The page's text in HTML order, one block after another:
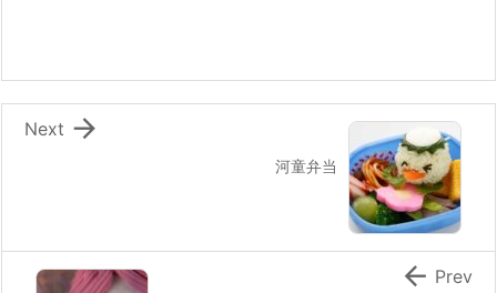
k
河童弁当

Next
 Prev